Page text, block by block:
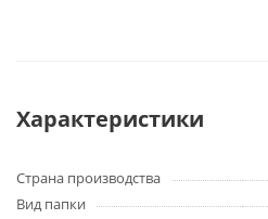
Характеристики
Страна производства
Вид папки